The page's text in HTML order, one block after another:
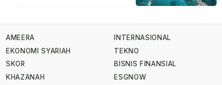
AMEERA
EKONOMI SYARIAH
SKOR
KHAZANAH
INTERNASIONAL
TEKNO
BISNIS FINANSIAL
ESGNOW